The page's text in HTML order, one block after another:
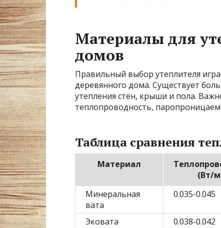
Материалы для
домов
Правильный выбор утеплителя
деревянного дома. Существует
утепления стен, крыши и пола.
теплопроводность,
Таблица сравнения
Материал
(Вт/
Минеральная
вата
0.035-0.045
Эковата 0.038-0.042